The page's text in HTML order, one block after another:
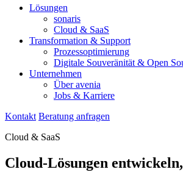
Lösungen
sonaris
Cloud & SaaS
Transformation & Support
Prozessoptimierung
Digitale Souveränität & Open
Unternehmen
Über avenia
Jobs & Karriere
Kontakt Beratung anfragen
Cloud & SaaS
Cloud-Lösungen